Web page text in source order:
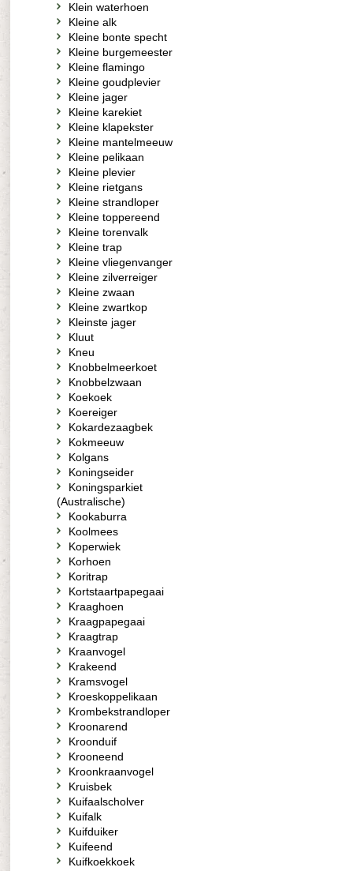
Klein waterhoen
Kleine alk
Kleine bonte specht
Kleine burgemeester
Kleine flamingo
Kleine goudplevier
Kleine jager
Kleine karekiet
Kleine klapekster
Kleine mantelmeeuw
Kleine pelikaan
Kleine plevier
Kleine rietgans
Kleine strandloper
Kleine toppereend
Kleine torenvalk
Kleine trap
Kleine vliegenvanger
Kleine zilverreiger
Kleine zwaan
Kleine zwartkop
Kleinste jager
Kluut
Kneu
Knobbelmeerkoet
Knobbelzwaan
Koekoek
Koereiger
Kokardezaagbek
Kokmeeuw
Kolgans
Koningseider
Koningsparkiet
(Australische)
Kookaburra
Koolmees
Koperwiek
Korhoen
Koritrap
Kortstaartpapegaai
Kraaghoen
Kraagpapegaai
Kraagtrap
Kraanvogel
Krakeend
Kramsvogel
Kroeskoppelikaan
Krombekstrandloper
Kroonarend
Kroonduif
Krooneend
Kroonkraanvogel
Kruisbek
Kuifaalscholver
Kuifalk
Kuifduiker
Kuifeend
Kuifkoekkoek